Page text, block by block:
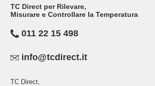
TC Direct per Rilevare,
Misurare e Controllare la Temperatura
011 22 15 498
info@tcdirect.it
TC Direct,